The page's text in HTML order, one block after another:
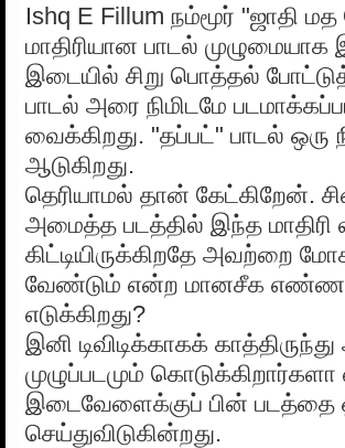
Ishq E Fillum நம்மூர் "ஜாதி மத
மாதிரியான பாடல் முழுமையாக
இடையில் சிறு பொத்தல்
பாடல் அரை நிமிடமே
வைக்கிறது. "தப்பட்" பாடல் ஒரு
ஆடுகிறது.
தெரியாமல் தான் கேட்கிறேன்.
அமைத்த படத்தில் இந்த மாதிரி
கிட்டியிருக்கிறதே அவற்றை
வேண்டும் என்ற மானசீக
எடுக்கிறது?
இனி டிவிடிக்காகக்
முழுப்படமும்
இடைவேளைக்குப் பின் படத்தை
செய்துவிடுகின்றது.